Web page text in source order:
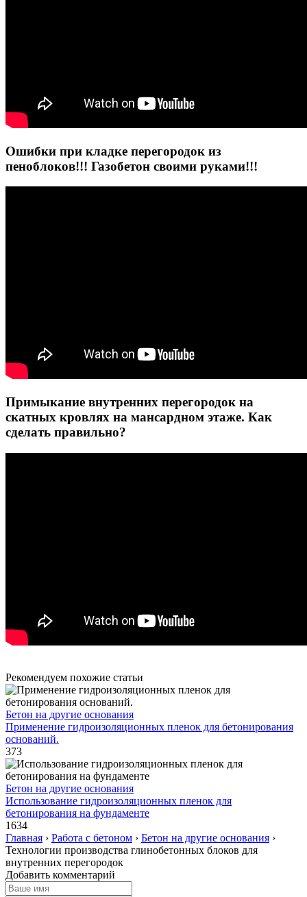
Ошибки при кладке перегородок из
пеноблоков!!! Газобетон своими руками!!!
Примыкание внутренних перегородок на
скатных кровлях на мансардном этаже. Как
сделать правильно?
Рекомендуем похожие статьи
Бетон на другие основания
Применение гидроизоляционных пленок для бетонирования
оснований.
373
Бетон на другие основания
Использование гидроизоляционных пленок для
бетонирования на фундаменте
1634
Главная › Работа с бетоном › Бетон на другие основания ›
Технологии производства глинобетонных блоков для
внутренних перегородок
Добавить комментарий